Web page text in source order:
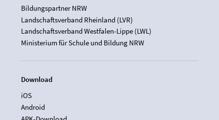
Bildungspartner NRW
Landschaftsverband Rheinland (LVR)
Landschaftsverband Westfalen-Lippe (LWL)
Ministerium für Schule und Bildung NRW
Download
iOS
Android